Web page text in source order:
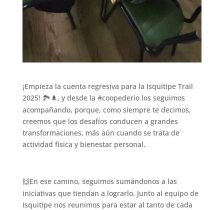
¡Empieza la cuenta regresiva para la Isquitipe Trail
2025! 🏞🌲, y desde la #coopederio los seguimos
acompañando, porque, como siempre te decimos,
creemos que los desafíos conducen a grandes
transformaciones, más aún cuando se trata de
actividad física y bienestar personal.
🙌En ese camino, seguimos sumándonos a las
iniciativas que tiendan a lograrlo. Junto al equipo de
Isquitipe nos reunimos para estar al tanto de cada